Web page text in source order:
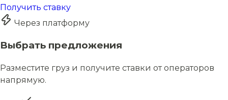
Получить ставку
Через платформу
Выбрать предложения
Разместите груз и получите ставки от операторов
напрямую.